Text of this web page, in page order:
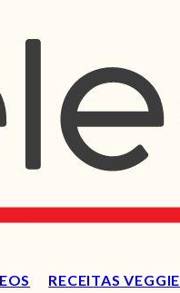
RECEITAS VEGGIE